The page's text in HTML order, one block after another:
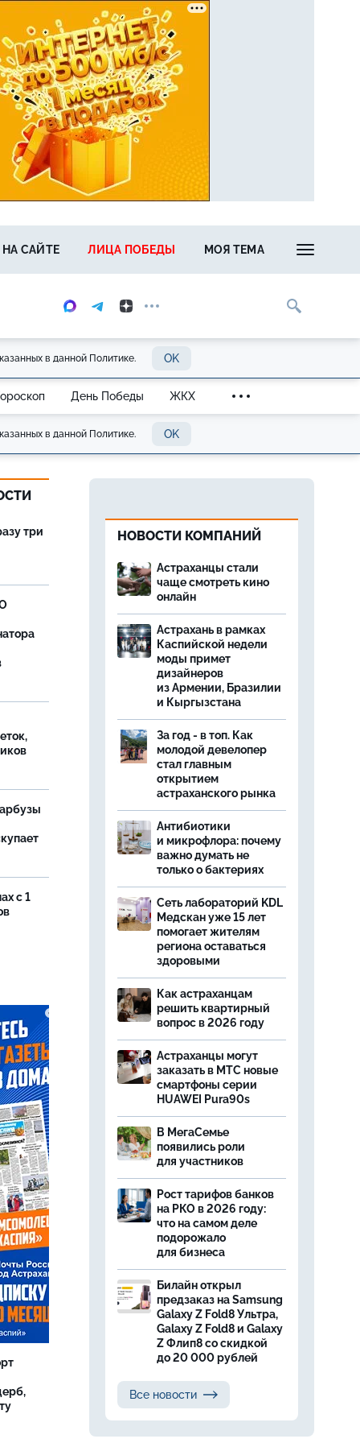
НА САЙТЕ ЛИЦА ПОБЕДЫ МОЯ ТЕМА
в данной Политике. OK
День Победы ЖКХ
в данной Политике. OK
три
с 1
НОВОСТИ КОМПАНИЙ
Астраханцы стали
чаще смотреть кино
онлайн
Астрахань в рамках
Каспийской недели
моды примет
дизайнеров
из Армении, Бразилии
и Кыргызстана
За год - в топ. Как
молодой девелопер
стал главным
открытием
астраханского рынка
Антибиотики
и микрофлора: почему
важно думать не
только о бактериях
Сеть лабораторий KDL
Медскан уже 15 лет
помогает жителям
региона оставаться
здоровыми
Как астраханцам
решить квартирный
вопрос в 2026 году
Астраханцы могут
заказать в МТС новые
смартфоны серии
HUAWEI Pura90s
В МегаСемье
появились роли
для участников
Рост тарифов банков
на РКО в 2026 году:
что на самом деле
подорожало
для бизнеса
Билайн открыл
предзаказ на Samsung
Galaxy Z Fold8 Ультра,
Galaxy Z Fold8 и Galaxy
Z Флип8 со скидкой
до 20 000 рублей
Все новости